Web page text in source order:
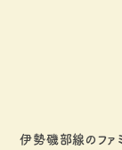
伊勢磯部線のファ